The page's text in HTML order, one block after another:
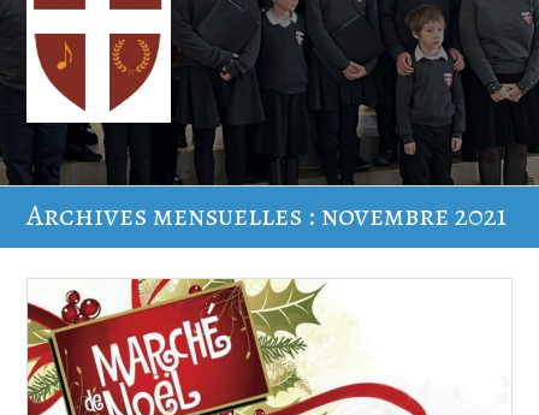
Archives mensuelles : novembre 2021